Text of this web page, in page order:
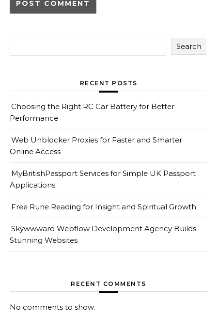
Search
RECENT POSTS
Choosing the Right RC Car Battery for Better
Performance
Web Unblocker Proxies for Faster and Smarter
Online Access
MyBritishPassport Services for Simple UK Passport
Applications
Free Rune Reading for Insight and Spiritual Growth
Skywwward Webflow Development Agency Builds
Stunning Websites
RECENT COMMENTS
No comments to show.